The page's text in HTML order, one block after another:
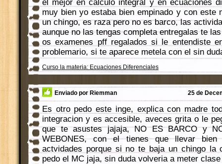
el mejor en calculo integral y en ecuaciones
muy bien yo estaba bien empinado y con este
un chingo, es raza pero no es barco, las
aunque no las tengas completa entregalas te
os examenes pff regalados si le entendiste
problemario, si te aparece metela con el sin
Curso la materia: Ecuaciones Diferenciales
Enviado por Riemman 25 de
Es otro pedo este inge, explica con madre
integracion y es accesible, aveces grita o le
que te asustes jajaja, NO ES BARCO y
WEBONES, con el tienes que llevar
actvidades porque si no te baja un chingo la
pedo el MC jaja, sin duda volveria a meter